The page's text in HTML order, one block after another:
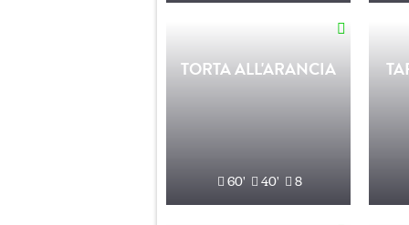
TORTA ALL'ARANCIA
60' 40' 8